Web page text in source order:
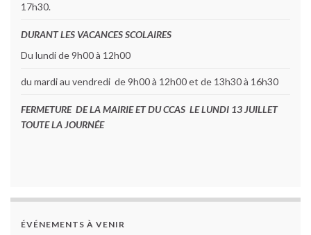
17h30.
DURANT LES VACANCES SCOLAIRES
Du lundi de 9h00 à 12h00
du mardi au vendredi de 9h00 à 12h00 et de 13h30 à 16h30
FERMETURE DE LA MAIRIE ET DU CCAS LE LUNDI 13 JUILLET
TOUTE LA JOURNÉE
ÉVÉNEMENTS À VENIR